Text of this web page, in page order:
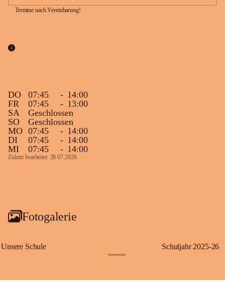
Termine nach Vereinbarung!
DO 07:45 - 14:00
FR
07:45 - 13:00
SA
Geschlossen
SO
Geschlossen
MO 07:45 - 14:00
DI
07:45 - 14:00
MI
07:45 - 14:00
Zuletzt bearbeitet: 28.07.2026
Fotogalerie
Unsere Schule Schuljahr 2025-26